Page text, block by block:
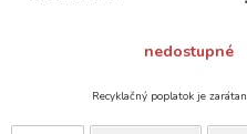
nedostupné
Recyklačný poplatok je